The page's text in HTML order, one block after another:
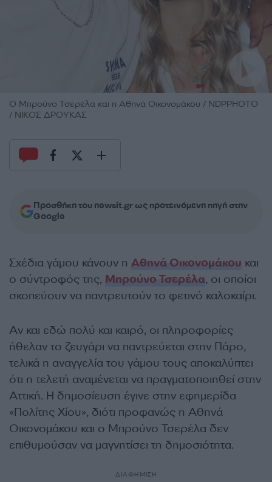
O Mπρούνο Τσερέλα και η Αθηνά Οικονομάκου / NDPPHOTO
/ ΝΙΚΟΣ ΔΡΟΥΚΑΣ
Προσθήκη του newsit.gr ως προτεινόμενη πηγή στην
Google
Σχέδια γάμου κάνουν η Αθηνά Οικονομάκου και
ο σύντροφός της, Μπρούνο Τσερέλα, οι οποίοι
σκοπεύουν να παντρευτούν το φετινό καλοκαίρι.
Αν και εδώ πολύ και καιρό, οι πληροφορίες
ήθελαν το ζευγάρι να παντρεύεται στην Πάρο,
τελικά η αναγγελία του γάμου τους αποκαλύπτει
ότι η τελετή αναμένεται να πραγματοποιηθεί στην
Αττική. Η δημοσίευση έγινε στην εφημερίδα
«Πολίτης Χίου», διότι προφανώς η Αθηνά
Οικονομάκου και ο Μπρούνο Τσερέλα δεν
επιθυμούσαν να μαγνητίσει τη δημοσιότητα.
ΔΙΑΦΗΜΙΣΗ